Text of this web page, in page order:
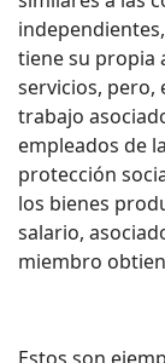
tiene su propia
servicios, pero,
trabajo
empleados de
protección
los bienes
salario,
miembro